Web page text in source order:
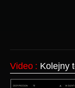
Video : Kolejny